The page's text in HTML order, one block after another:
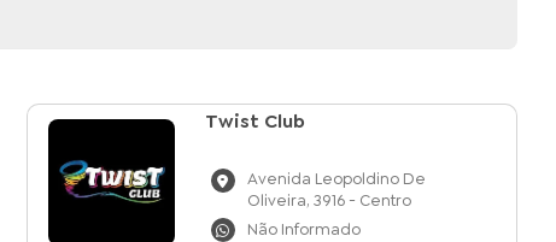
Twist Club
Avenida Leopoldino De
Oliveira, 3916 - Centro
Não Informado